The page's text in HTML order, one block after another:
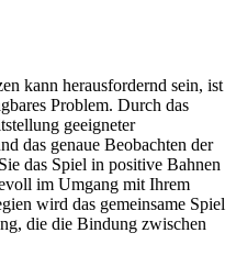
kann herausfordernd sein, ist
Problem. Durch das
geeigneter
das genaue Beobachten der
das Spiel in positive Bahnen
im Umgang mit Ihrem
wird das gemeinsame Spiel
die die Bindung zwischen